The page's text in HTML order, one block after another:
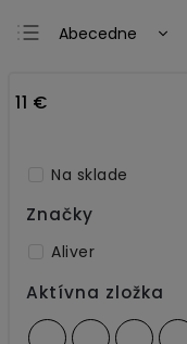
Abecedne
11 €
Na sklade
Značky
Aliver
Aktívna zložka